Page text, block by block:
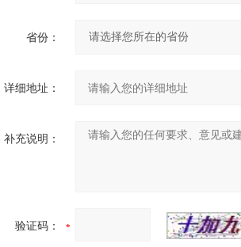
省份：
详细地址：
补充说明：
验证码：